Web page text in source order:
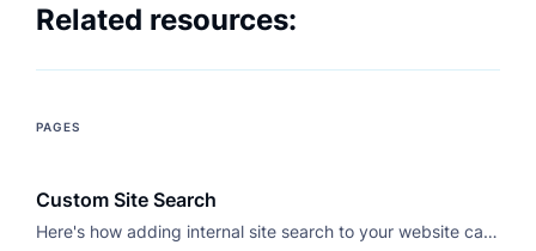
Related resources:
PAGES
Custom Site Search
Here's how adding internal site search to your website can